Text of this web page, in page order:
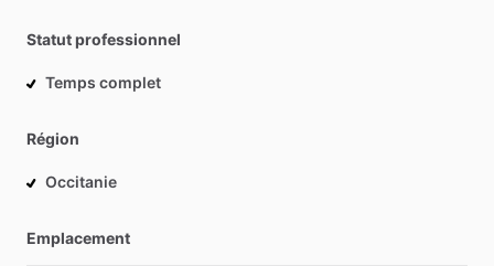
Statut professionnel
Temps complet
Région
Occitanie
Emplacement